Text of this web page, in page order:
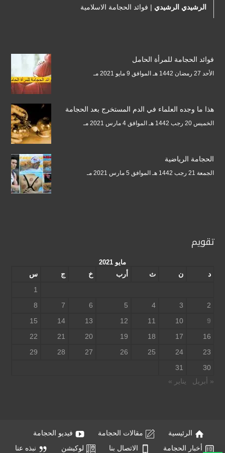
الرشيدي الرشيدي | فوائد الحجامة الاسلامية
فوائد الحجامة للمرأة الحامل
الأحد 27 رمضان 1442 هـ الموافق 9 مايو 2021 مـ
هذا ما وجده العلماء في الدم المستخرج بعد الحجامة
الخميس 20 رجب 1442 هـ الموافق 4 مارس 2021 مـ
الحجامة الرياضية
الجمعة 21 رجب 1442 هـ الموافق 5 مارس 2021 مـ
تقويم
مايو 2021
د ن ث أرب خ ج
س
1
2
3
4
5
6
7
8
9
10
11
12
13
14
15
16
17
18
19
20
21
22
23
24
25
26
27
28
29
30
31
« أبريل
يناير »
الرئيسية مقالات الحجامة
فيديو الحجامة
أخبار الحجامة
الاتصال بنا لوكيشن نبذه عنا